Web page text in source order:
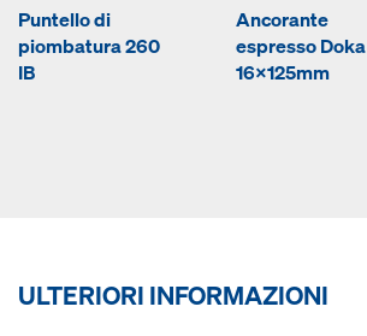
Puntello di
piombatura 260
IB
Ancorante
espresso Doka
16x125mm
ULTERIORI INFORMAZIONI